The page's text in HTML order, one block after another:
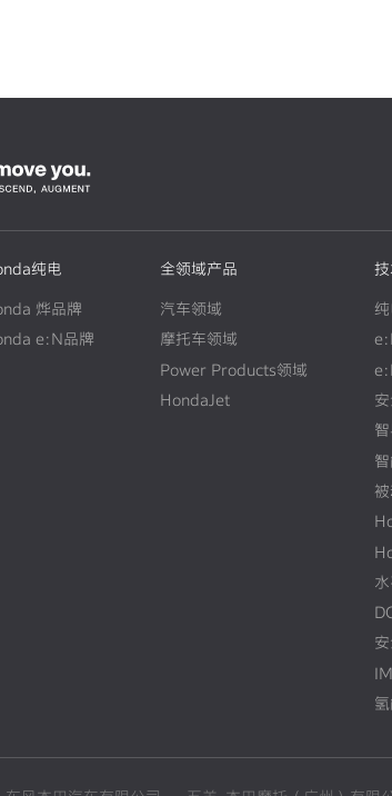
纯电
烨品牌
e:N品牌
全领域产品
汽车领域
摩托车领域
Power Products领域
HondaJet